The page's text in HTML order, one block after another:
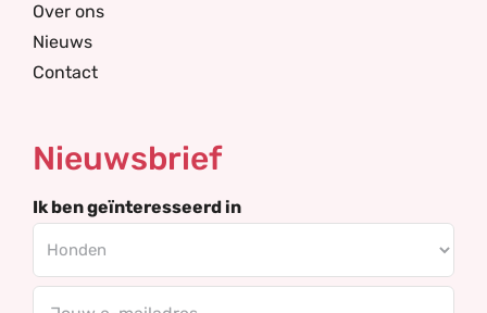
Over ons
Nieuws
Contact
Nieuwsbrief
Ik ben geïnteresseerd in